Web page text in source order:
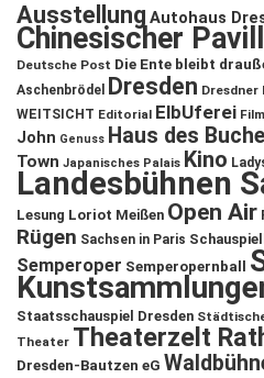
Ausstellung Autohaus
Chinesischer
Deutsche Post Die Ente bleibt
Aschenbrödel
Dresden
WEITSICHT Editorial ElbUferei Film
John Genuss Haus des
Town Japanisches Palais Kino
Landesbühnen
Lesung Loriot Meißen Open Air
Rügen Sachsen in Paris
Semperoper Semperopernball
Staatsschauspiel Dresden
Theater Theaterzelt
Dresden-Bautzen eG